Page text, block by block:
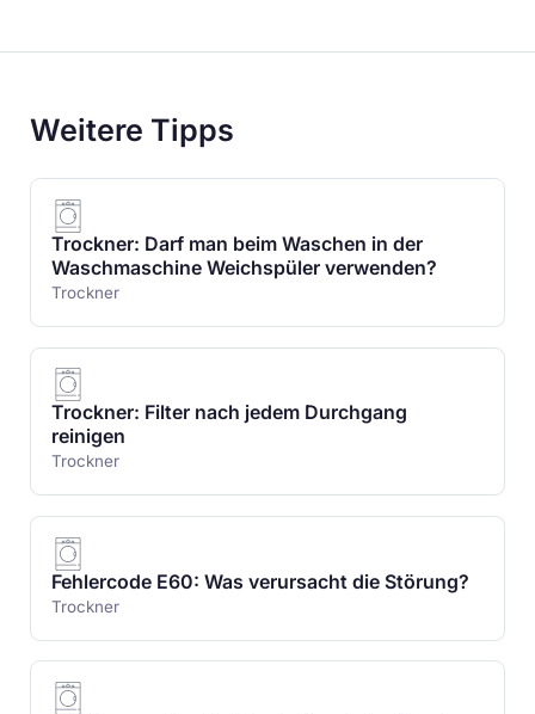
Weitere Tipps
Trockner: Darf man beim Waschen in der
Waschmaschine Weichspüler verwenden?
Trockner
Trockner: Filter nach jedem Durchgang
reinigen
Trockner
Fehlercode E60: Was verursacht die Störung?
Trockner